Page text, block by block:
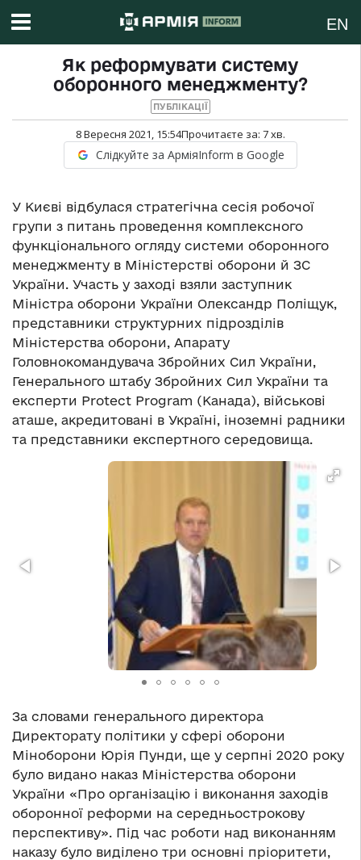
EN
Як реформувати систему
оборонного менеджменту?
ПУБЛІКАЦІЇ
8 Вересня 2021, 15:54Прочитаєте за: 7хв.
Слідкуйте за АрміяInform в Google
У Києві відбулася стратегічна сесія робочої
групи з питань проведення комплексного
функціонального огляду системи оборонного
менеджменту в Міністерстві оборони й ЗС
України. Участь у заході взяли заступник
Міністра оборони України Олександр Поліщук,
представники структурних підрозділів
Міністерства оборони, Апарату
Головнокомандувача Збройних Сил України,
Генерального штабу Збройних Сил України та
експерти Protect Program (Канада), військові
аташе, акредитовані в Україні, іноземні радники
та представники експертного середовища.
За словами генерального директора
Директорату політики у сфері оборони
Міноборони Юрія Пунди, ще у серпні 2020 року
було видано наказ Міністерства оборони
України «Про організацію і виконання заходів
оборонної реформи на середньострокову
перспективу». Під час роботи над виконанням
наказу було виділено три основні пріоритети,